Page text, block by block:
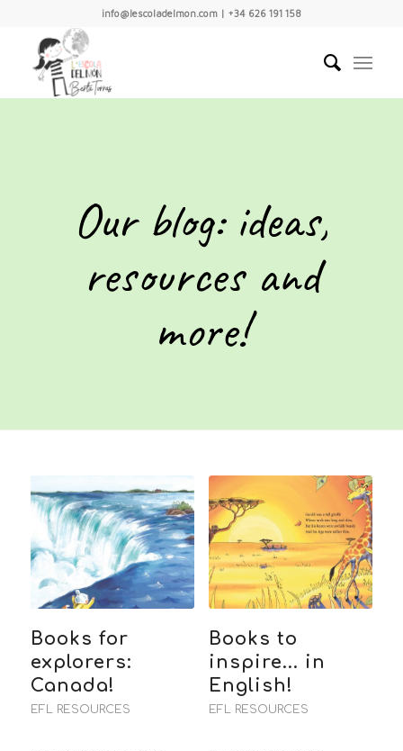
info@lescoladelmon.com | +34 626 191 158
Our blog: ideas,
resources and
more!
Books for
explorers:
Canada!
EFL RESOURCES
Books to
inspire... in
English!
EFL RESOURCES